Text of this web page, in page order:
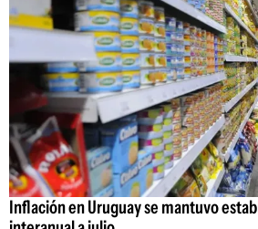
Inflación en Uruguay se mantuvo